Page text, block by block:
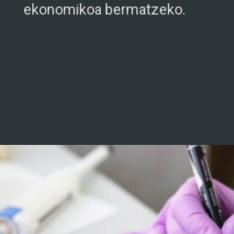
ekonomikoa bermatzeko.